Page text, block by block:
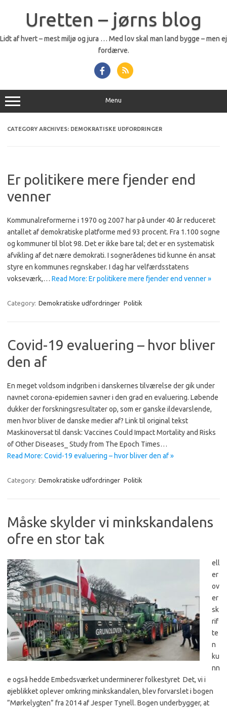
Uretten – jørns blog
Lidt af hvert – mest miljø og jura … Med lov skal man land bygge – men ej
fordærve.
Menu
CATEGORY ARCHIVES: DEMOKRATISKE UDFORDRINGER
Er politikere mere fjender end
venner
Kommunalreformerne i 1970 og 2007 har på under 40 år reduceret
antallet af demokratiske platforme med 93 procent. Fra 1.100 sogne
og kommuner til blot 98. Det er ikke bare tal; det er en systematisk
afvikling af det nære demokrati. I sognerådenes tid kunne én ansat
styre en kommunes regnskaber. I dag har velfærdsstatens
vokseværk,… Read More: Er politikere mere fjender end venner »
Category: Demokratiske udfordringer Politik
Covid-19 evaluering – hvor bliver
den af
En meget voldsom indgriben i danskernes tilværelse der gik under
navnet corona-epidemien savner i den grad en evaluering. Løbende
dukker der forskningsresultater op, som er ganske ildevarslende,
men hvor bliver de danske medier af? Link til original tekst
Maskinoversat til dansk: Vaccines Could Impact Mortality and Risks
of Other Diseases_ Study from The Epoch Times…
Read More: Covid-19 evaluering – hvor bliver den af »
Category: Demokratiske udfordringer Politik
Måske skylder vi minkskandalens
ofre en stor tak
ell
er
ov
er
sk
rif
te
n
ku
nn
e også hedde Embedsværket underminerer folkestyret Det, vi i
øjeblikket oplever omkring minkskandalen, blev forvarslet i bogen
”Mørkelygten” fra 2014 af Jesper Tynell. Bogen underbygger, at